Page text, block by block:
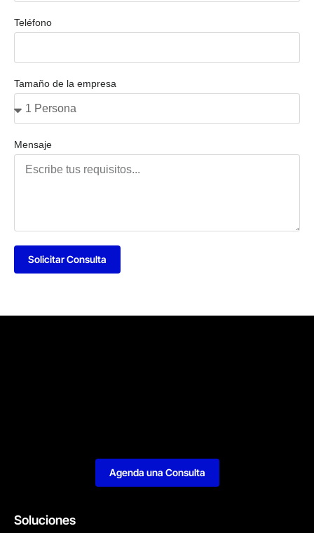
Teléfono
Tamaño de la empresa
Mensaje
Solicitar Consulta
Soluciones
Agenda una Consulta